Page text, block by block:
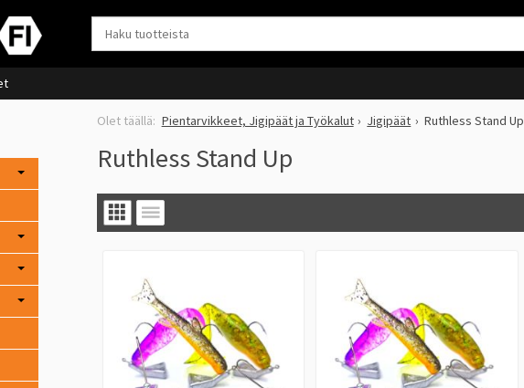
Pientarvikkeet, Jigipäät ja Työkalut Jigipäät Ruthless Stand Up
Ruthless Stand Up